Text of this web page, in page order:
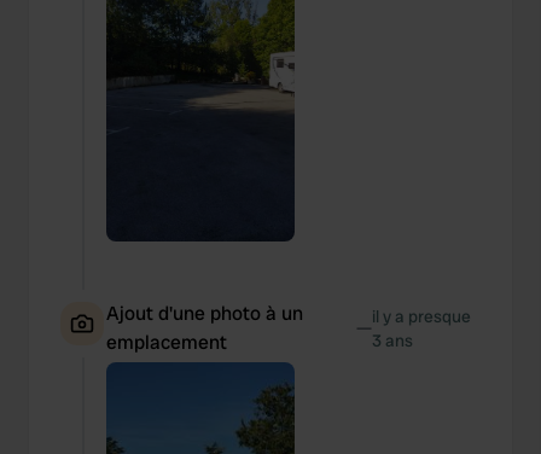
Ajout d'une photo à un
emplacement
—il y a presque
3 ans